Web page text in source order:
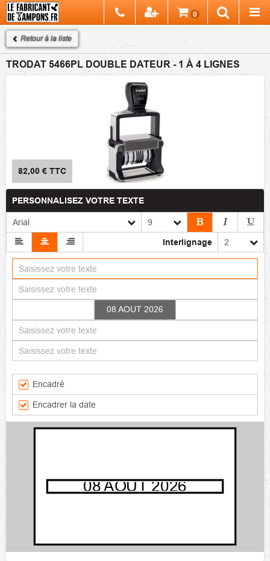
Retour à la liste
TRODAT 5466PL DOUBLE DATEUR - 1 À 4 LIGNES
82,00 € TTC
PERSONNALISEZ VOTRE TEXTE
Interlignage
08 AOUT 2026
Encadré
Encadrer la date
08 AOUT 2026
0
Chercher